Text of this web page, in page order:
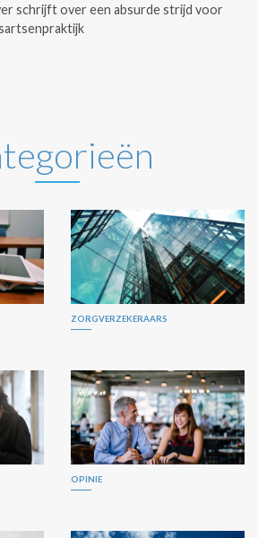
schrijft over een absurde strijd voor
ZORGVERZEKERAARS
OPINIE